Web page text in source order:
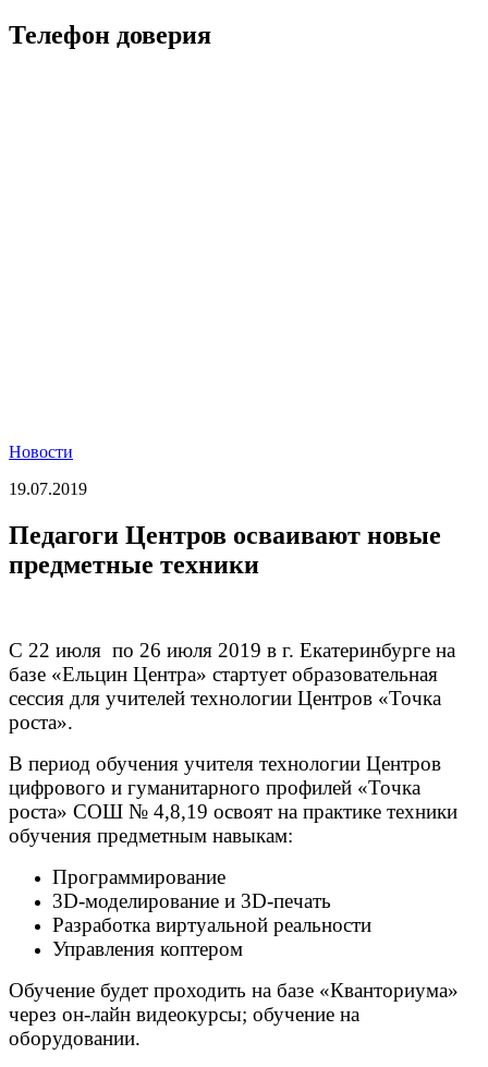
Телефон доверия
Новости
19.07.2019
Педагоги Центров осваивают новые
предметные техники
С 22 июля по 26 июля 2019 в г. Екатеринбурге на
базе «Ельцин Центра» стартует образовательная
сессия для учителей технологии Центров «Точка
роста».
В период обучения учителя технологии Центров
цифрового и гуманитарного профилей «Точка
роста» СОШ № 4,8,19 освоят на практике техники
обучения предметным навыкам:
Программирование
3D-моделирование и 3D-печать
Разработка виртуальной реальности
Управления коптером
Обучение будет проходить на базе «Кванториума»
через он-лайн видеокурсы; обучение на
оборудовании.